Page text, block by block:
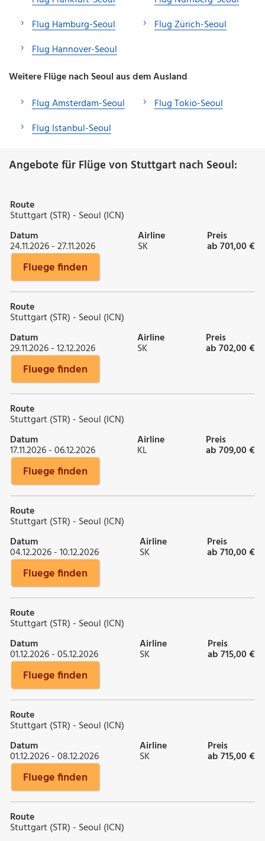
Flug Hamburg-Seoul
Flug Hannover-Seoul
Flug Zürich-Seoul
Weitere Flüge nach Seoul aus dem Ausland
Flug Amsterdam-Seoul
Flug Istanbul-Seoul
Flug Tokio-Seoul
Angebote für Flüge von Stuttgart nach Seoul:
Route
Stuttgart (STR) - Seoul (ICN)
Datum
24.11.2026 - 27.11.2026
Airline
SK
Preis
ab 701,00 €
Fluege finden
Route
Stuttgart (STR) - Seoul (ICN)
Datum
29.11.2026 - 12.12.2026
Airline
SK
Preis
ab 702,00 €
Fluege finden
Route
Stuttgart (STR) - Seoul (ICN)
Datum
17.11.2026 - 06.12.2026
Airline
KL
Preis
ab 709,00 €
Fluege finden
Route
Stuttgart (STR) - Seoul (ICN)
Datum
04.12.2026 - 10.12.2026
Airline
SK
Preis
ab 710,00 €
Fluege finden
Route
Stuttgart (STR) - Seoul (ICN)
Datum
01.12.2026 - 05.12.2026
Airline
SK
Preis
ab 715,00 €
Fluege finden
Route
Stuttgart (STR) - Seoul (ICN)
Datum
01.12.2026 - 08.12.2026
Airline
SK
Preis
ab 715,00 €
Fluege finden
Route
Stuttgart (STR) - Seoul (ICN)